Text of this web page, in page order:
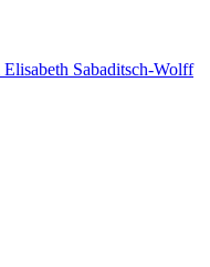
Sabaditsch-Wolff